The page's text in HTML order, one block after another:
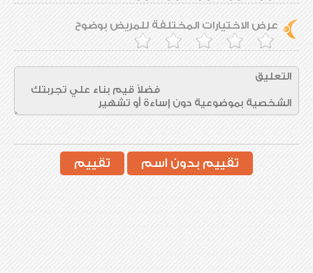
عرض الاختيارات المختلفة للمريض بوضوح
تقييم بدون اسم تقييم